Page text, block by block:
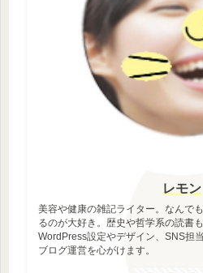
レモン
美容や健康の雑記ライター。なんで
るのが大好き。歴史や哲学系の読書
WordPress設定やデザイン、SNS担
ブログ運営を心がけます。